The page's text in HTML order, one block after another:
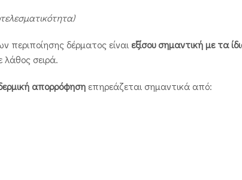
δέρματος είναι εξίσου σημαντική με τα
λάθος σειρά.
απορρόφηση επηρεάζεται σημαντικά από: